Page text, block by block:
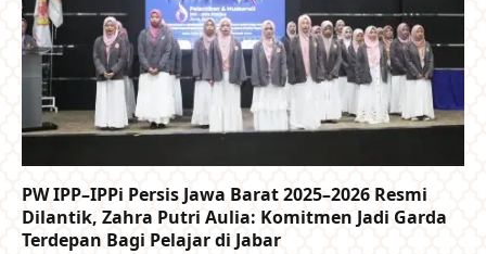
PW IPP–IPPi Persis Jawa Barat 2025–2026 Resmi
Dilantik, Zahra Putri Aulia: Komitmen Jadi Garda
Terdepan Bagi Pelajar di Jabar